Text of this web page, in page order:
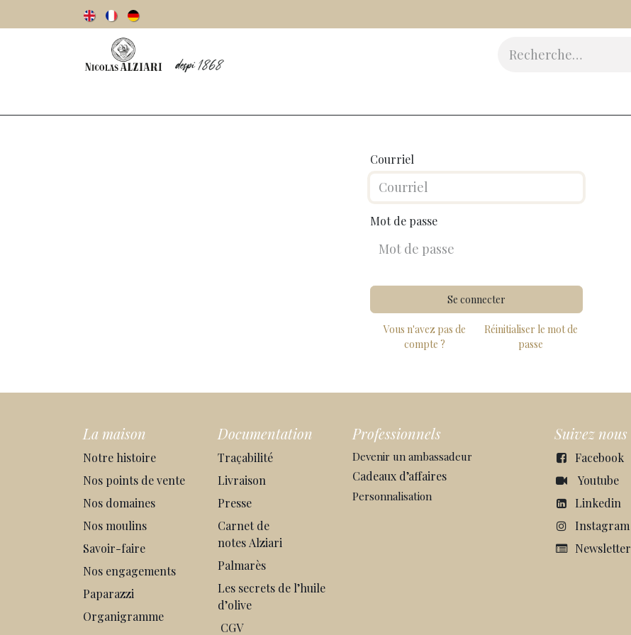
Courriel
Mot de passe
Se connecter
Vous n'avez pas de
compte ?
Réinitialiser le mot de
passe
La maison
Notre histoire
Nos points de vente
Nos domaines
Nos moulins
Savoir-faire
Nos engagements
Paparazzi
Organigramme
Documentation
Traçabilité
Livraison
Presse
Carnet de
notes Alziari
Palmarès
Les secrets de l’huile
d’olive
CGV
Professionnels
Devenir un ambassadeur
Cadeaux d’affaires
Personnalisation
Suivez nous
Facebook
Youtube
Linkedin
Instagram
Newsletter